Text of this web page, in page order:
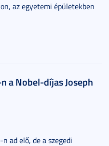
az egyetemi épületekben
a Nobel-díjas Joseph
ad elő, de a szegedi